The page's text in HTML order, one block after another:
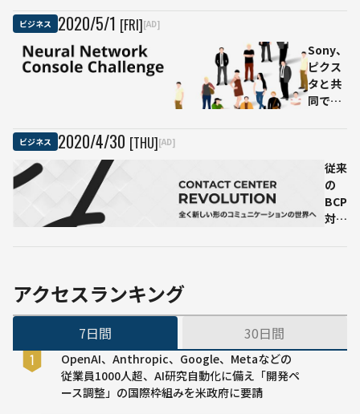
ン
ラ
イ
ン
メ
ー
タ
ー
大
な
省
タ
ー
の
検
動
作
業
止
作
ビジネス 2020/5/1 [FRI][AD]
Sony、
ピクス
タと共
同でオ
アイデ
アソン
を開催
しまし
ビジネス 2020/4/30 [THU][AD]
従来
の
BCP
対策
ルセ
ー、
アクセスランキング
7日間 30日間
OpenAI、Anthropic、Google、Metaなどの
従業員1000人超、AI研究自動化に備え「開発ペ
ース調整」の国際枠組みを米政府に要請